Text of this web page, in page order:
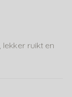
ruikt en